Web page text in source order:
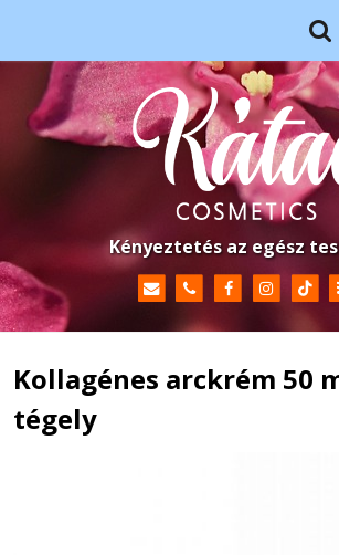
Kényeztetés az egész
Kollagénes arckrém 50
tégely